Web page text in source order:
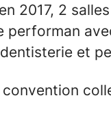
2017, 2
performan
et